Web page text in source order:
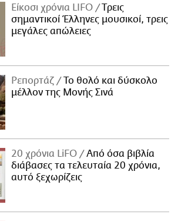
Είκοσι χρόνια LIFO
Tρεις
σημαντικοί Έλληνες μουσικοί, τρεις
μεγάλες απώλειες
Ρεπορτάζ
Το θολό και δύσκολο
μέλλον της Μονής Σινά
20 χρόνια LiFO
Από όσα βιβλία
διάβασες τα τελευταία 20 χρόνια,
αυτό ξεχωρίζεις